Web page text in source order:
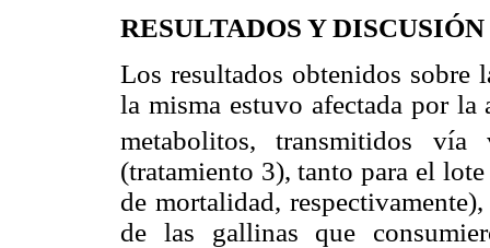
RESULTADOS Y DISCUSIÓN
Los resultados obtenidos sobre
la misma estuvo afectada por
metabolitos, transmitidos
(tratamiento 3), tanto para el
de mortalidad,
de las gallinas que